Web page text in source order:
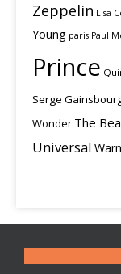
Zeppelin Lisa
Young paris Paul
Prince
Serge
Wonder The
Universal